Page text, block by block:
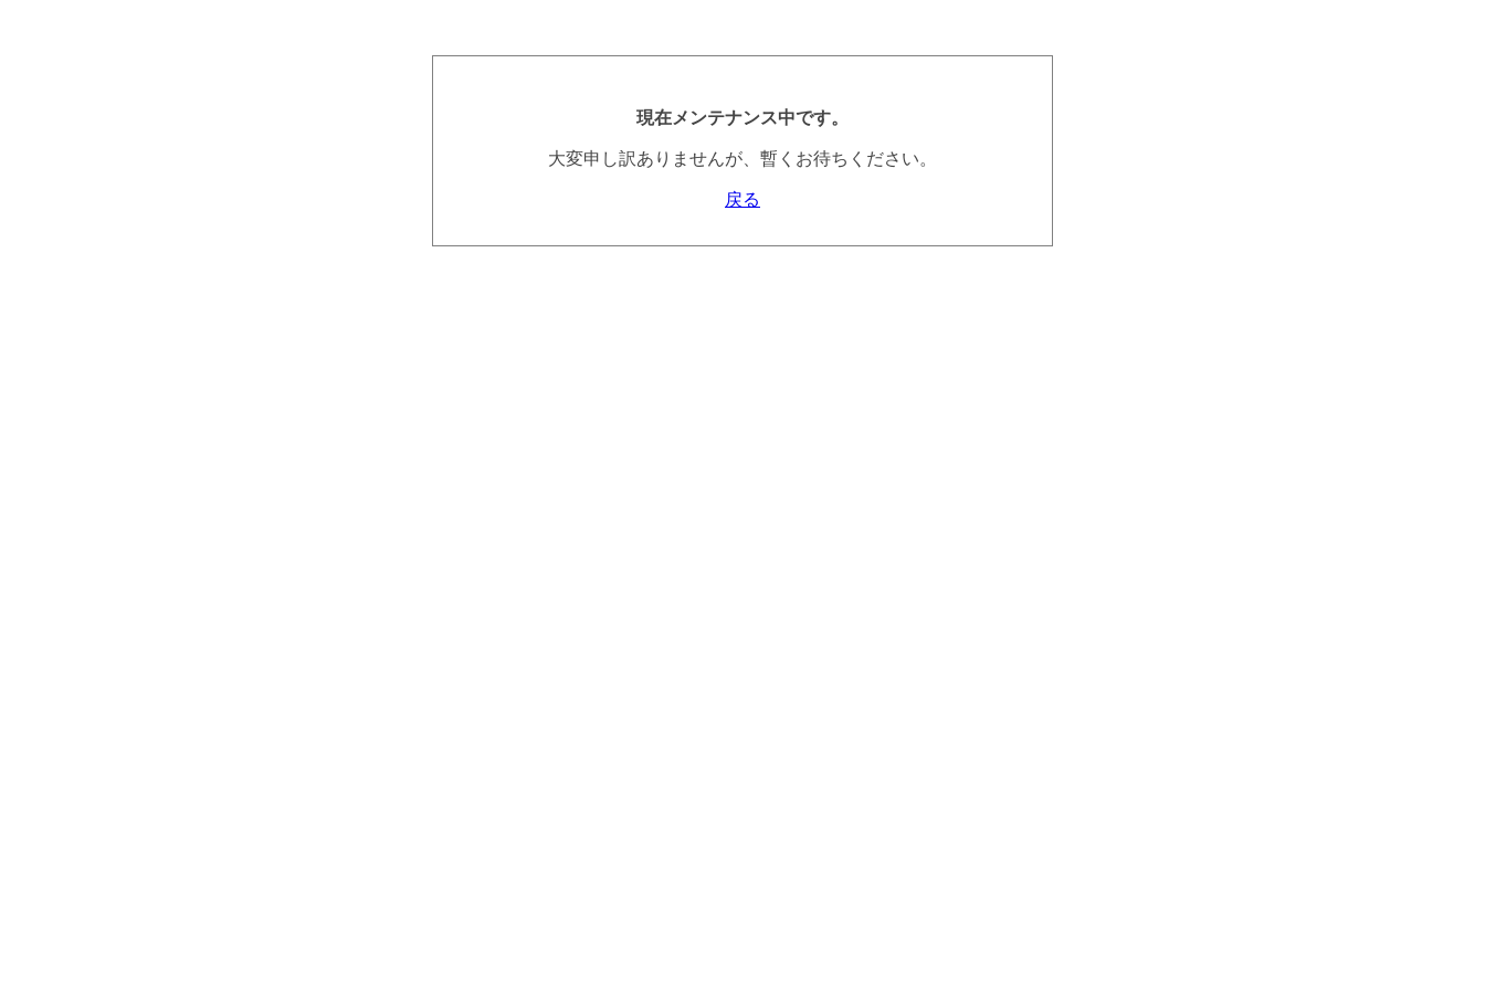
現在メンテナンス中です。
大変申し訳ありませんが、暫くお待ちください。
戻る